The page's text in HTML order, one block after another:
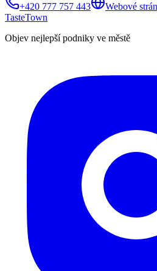
+420 777 757 443
Webové
TasteTown
Objev nejlepší podniky ve městě